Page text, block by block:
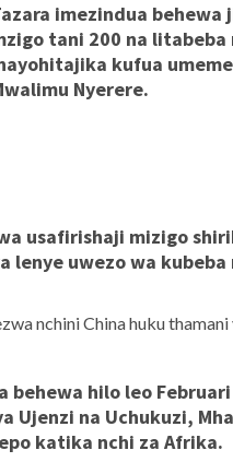
imezindua behewa
tani 200 na
kufua
Nyerere.
usafirishaji mizigo
lenye uwezo wa
nchini China huku
hilo leo
Ujenzi na Uchukuzi,
katika nchi za Afrika.